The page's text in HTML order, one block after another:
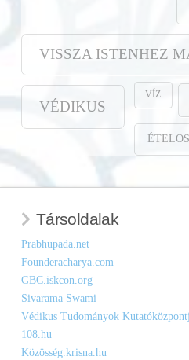
VISSZA ISTENHEZ
VÉDIKUS
VÍZ
Társoldalak
Prabhupada.net
Founderacharya.com
GBC.iskcon.org
Sivarama Swami
Védikus Tudományok
108.hu
Közösség.krisna.hu